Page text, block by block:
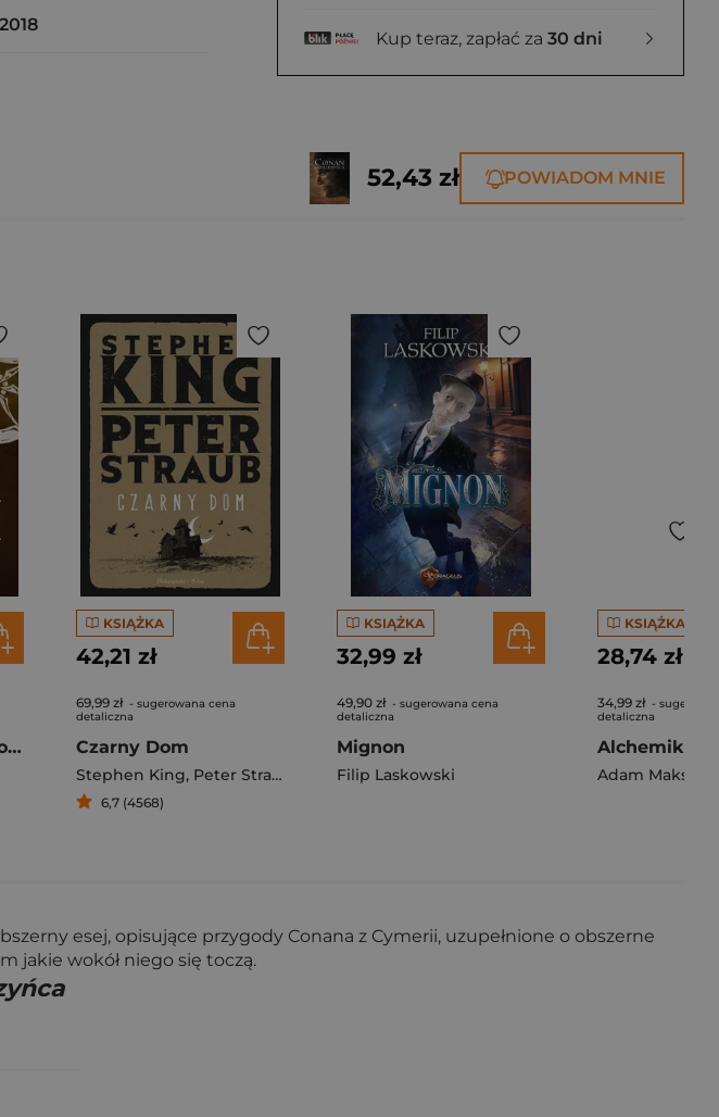
Kup teraz, zapłać za 30 dni
2018
52,43 zł POWIADOM MNIE
Wschodzący cień. Koło czasu. Tom 4
KSIĄŻKA
42,21 zł
69,99 zł - sugerowana cena
detaliczna
Czarny Dom
Stephen King, Peter Straub
6,7 (4568)
KSIĄŻKA
32,99 zł
49,90 zł - sugerowana cena
detaliczna
Mignon
Filip Laskowski
KSIĄŻKA
28,74 zł
34,99 zł -
detaliczna
Alchemik
esej, opisujące przygody Conana z Cymerii, uzupełnione o obszerne
jakie wokół niego się toczą.